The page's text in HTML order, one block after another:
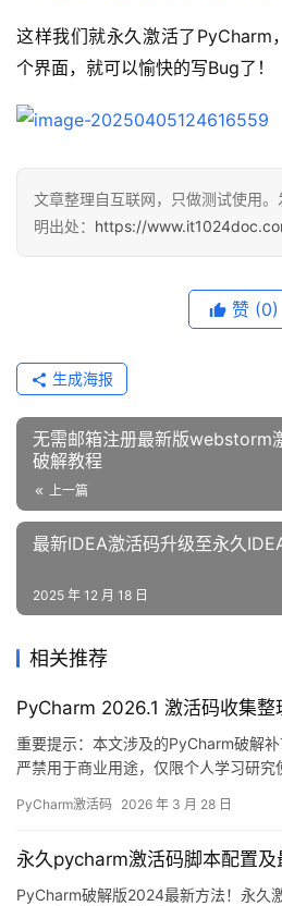
这样我们就永久激活了PyCharm
个界面，就可以愉快的写Bug了！
文章整理自互联网，只做测试使用
明出处： https://
赞 (0)
生成海报
无需邮箱注册最新版webstorm
破解教程
上一篇
最新IDEA激活码升级至永久
2025 年 12 月 18 日
相关推荐
PyCharm 2026.1 激活码收集整
重要提示：本文涉及的PyCharm破解补
严禁用于商业用途，仅限个人学习研
PyCharm作为JetBrains公司出品的专
手教你利用破解补丁完成永久激活，
PyCharm激活码 2026 年 3 月 28 日
永久pycharm激活码脚本配置及
PyCharm破解版2024最新方法！永久